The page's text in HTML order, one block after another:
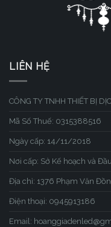
LIÊN HỆ
CÔNG TY TNHH THIẾT BỊ
Mã Số Thuế: 0315388516
Ngày cấp: 14/11/2018
Nơi cấp: Sở Kế hoạch và
Địa chỉ: 1376 Phạm Văn
Điện thoại: 0945913186
Email: